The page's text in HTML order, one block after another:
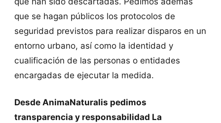
que se hagan públicos los protocolos de
seguridad previstos para realizar disparos en un
entorno urbano, así como la identidad y
cualificación de las personas o entidades
encargadas de ejecutar la medida.
Desde AnimaNaturalis pedimos
transparencia y responsabilidad La